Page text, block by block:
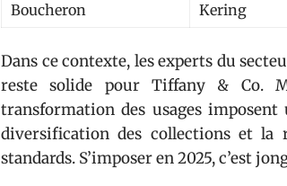
Boucheron
Kering
Dans ce contexte, les experts du
reste solide pour Tiffany & Co.
transformation des usages
diversification des collections et la
standards. S’imposer en 2025, c’est